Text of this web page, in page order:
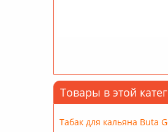
Товары в этой
Табак для кальяна Buta